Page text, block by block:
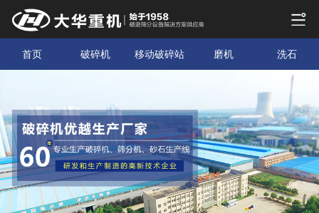
首页 破碎机 移动破碎站 磨机 洗石